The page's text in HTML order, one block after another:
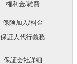
権利金/雑費
保険加入/料金
保証人代行義務
保証会社詳細